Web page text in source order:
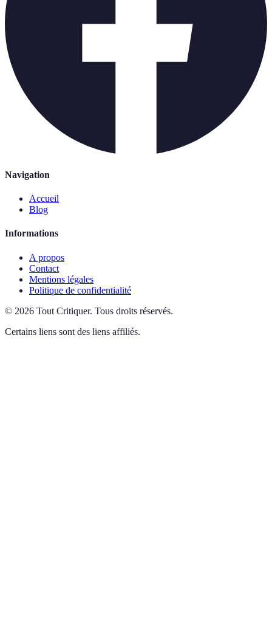
Navigation
Accueil
Blog
Informations
A propos
Contact
Mentions légales
Politique de confidentialité
© 2026 Tout Critiquer. Tous droits réservés.
Certains liens sont des liens affiliés.